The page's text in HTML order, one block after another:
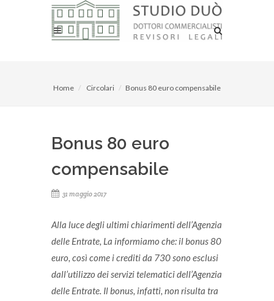
Home Circolari Bonus 80 euro compensabile
Bonus 80 euro
compensabile
31 maggio 2017
Alla luce degli ultimi chiarimenti dell’Agenzia
delle Entrate, La informiamo che: il bonus 80
euro, così come i crediti da 730 sono esclusi
dall’utilizzo dei servizi telematici dell’Agenzia
delle Entrate. Il bonus, infatti, non risulta tra